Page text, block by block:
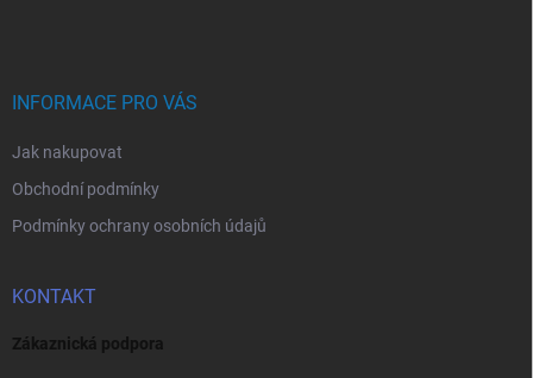
INFORMACE PRO VÁS
Jak nakupovat
Obchodní podmínky
Podmínky ochrany osobních údajů
KONTAKT
Zákaznická podpora